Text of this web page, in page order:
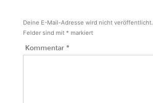
Deine E-Mail-Adresse wird nicht veröffentlicht.
Felder sind mit * markiert
Kommentar *